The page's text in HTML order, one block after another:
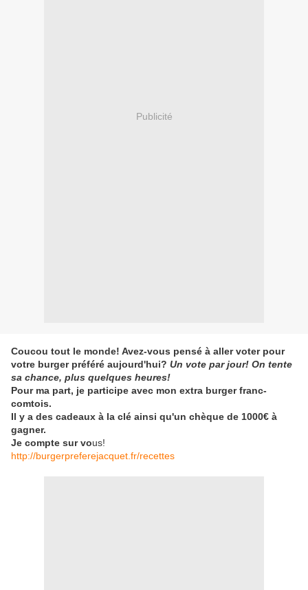
Publicité
Coucou tout le monde! Avez-vous pensé à aller voter pour
votre burger préféré aujourd'hui? Un vote par jour! On tente
sa chance, plus quelques heures!
Pour ma part, je participe avec mon extra burger franc-
comtois.
Il y a des cadeaux à la clé ainsi qu'un chèque de 1000€ à
gagner.
Je compte sur vous!
http://burgerpreferejacquet.fr/recettes